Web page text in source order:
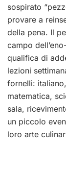
sospirato
provare a
della pena. Il
campo
qualifica di
lezioni
fornelli:
matematica,
sala,
un piccolo
loro arte